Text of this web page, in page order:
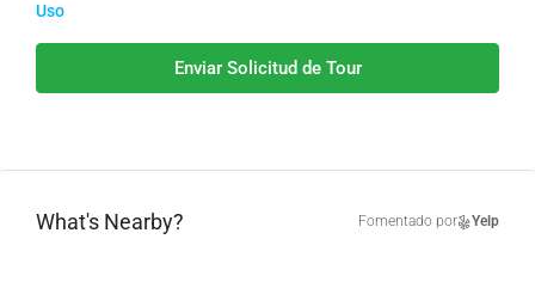
Uso
Enviar Solicitud de Tour
What's Nearby? Fomentado por Yelp